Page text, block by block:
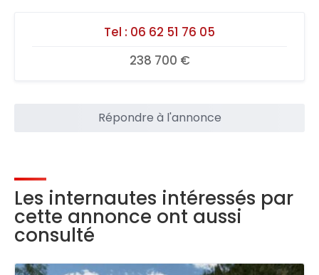
Tel : 06 62 51 76 05
238 700 €
Répondre à l'annonce
Les internautes intéressés par
cette annonce ont aussi
consulté